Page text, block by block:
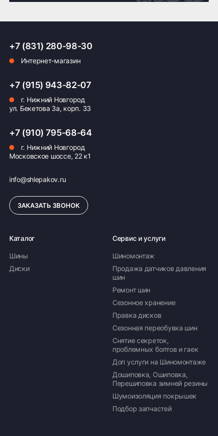
Мы отправляем заказы по всей России всеми
транспортными компаниями (ПЭК, Деловые
Автотрейдинг, Ратэк, Энергия и др.)
Доставка комплекта
(4 шт) шин или
дисков до терминала
транспортной
Новгороде —
бесплатная
Бесплатно
ПОДРОБНЕЕ ОБ ДОСТАВКЕ
Оплата заказа
Возможна картой, наличными при получении,
также доступно оформление кредита и
формирование счёта для Юр.Лица
+7 (831) 280-98-30
Интернет-магазин
+7 (915) 943-82-07
г. Нижний Новгород
ул. Бекетова 3а, корп. 33
+7 (910) 795-68-64
г. Нижний Новгород
Московское шоссе, 22 к1
info@shlepakov.ru
ЗАКАЗАТЬ ЗВОНОК
Каталог
Шины
Диски
Сервис и услуги
Шиномонтаж
Продажа датчиков давления
шин
Ремонт шин
Сезонное хранение
Правка дисков
Сезонная переобувка шин
Снятие секреток,
проблемных болтов и гаек
Доп услуги на Шиномонтаже
Дошиповка, Ошиповка,
Перешиповка зимней резины
Шумоизоляция покрышек
Подбор запчастей